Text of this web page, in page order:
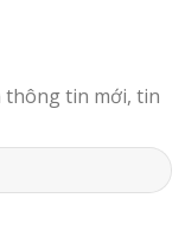
thông tin mới, tin